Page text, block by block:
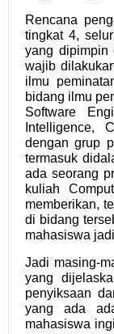
Rencana
tingkat 4,
yang dipimpin
wajib
ilmu
bidang ilmu
Software
Intelligence,
dengan grup
termasuk
ada seorang
kuliah
memberikan,
di bidang
mahasiswa
Jadi masing-
yang
penyiksaan
yang ada
mahasiswa